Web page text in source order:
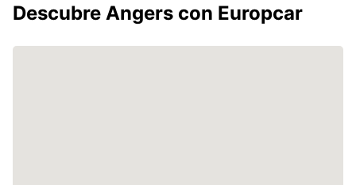
Descubre Angers con Europcar